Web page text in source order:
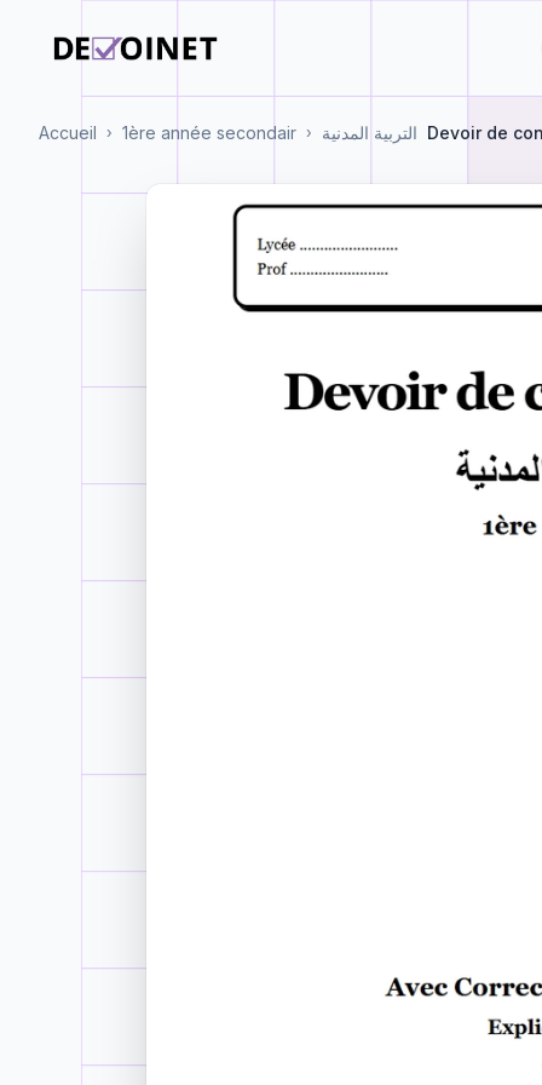
Accueil › 1ère année secondair › التربية المدنية Devoir de